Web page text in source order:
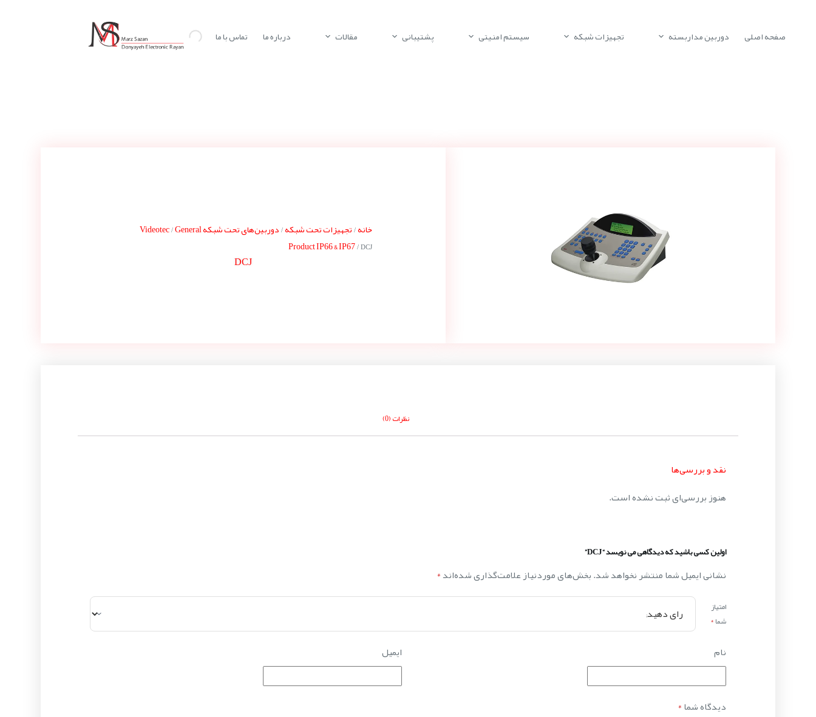
صفحه اصلی دوربین مداربسته تجهیزات شبکه سیستم امنیتی پشتیبانی مقالات درباره ما تماس با ما
خانه/ تجهیزات تحت شبکه/ دوربین‌های تحت شبکه Videotec /General
Product IP66 & IP67 / DCJ
DCJ
نظرات (0)
نقد و بررسی‌ها
هنوز بررسی‌ای ثبت نشده است.
اولین کسی باشید که دیدگاهی می نویسد “DCJ”
نشانی ایمیل شما منتشر نخواهد شد.بخش‌های موردنیاز علامت‌گذاری شده‌اند*
امتیاز
شما*
نام ایمیل
دیدگاه شما*